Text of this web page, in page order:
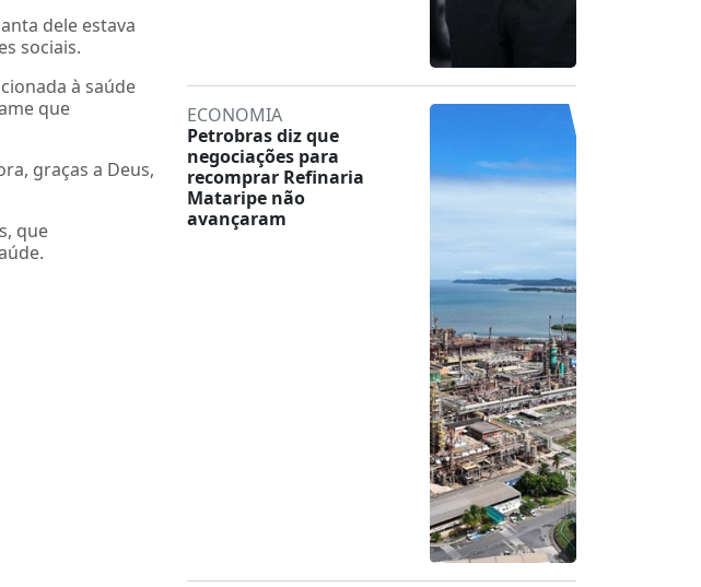
dele estava
sociais.
à saúde
que
graças a Deus,
que
ECONOMIA
Petrobras diz que
negociações para
recomprar Refinaria
Mataripe não
avançaram